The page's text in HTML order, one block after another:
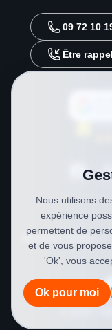
09 72 10
Être
Mentions légales
Nous utilisons
expérience
permettent de
et de vous
'Ok', vous
Ok pour moi